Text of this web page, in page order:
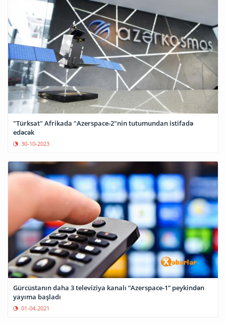
"Türksat" Afrikada "Azerspace-2"nin tutumundan istifadə
edəcək
30-10-2023
Gürcüstanın daha 3 televiziya kanalı “Azerspace-1” peykindən
yayıma başladı
01-04-2021